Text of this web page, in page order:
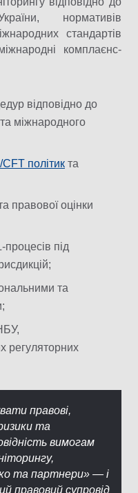
нормативів
стандартів
комплаєнс-
відповідно до
міжнародного
політик та
правової оцінки
під
та
регуляторних
правові,
та
вимогам
та партнери» — і
правовий супровід